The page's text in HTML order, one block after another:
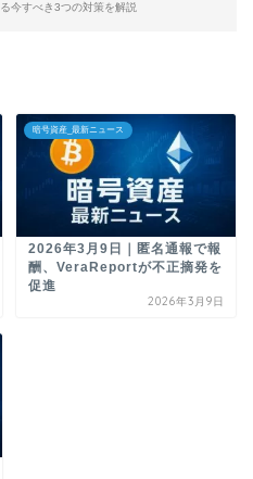
今すべき3つの対策を解説
暗号資産_最新ニュース
2026年3月9日｜匿名通報で報
酬、VeraReportが不正摘発を
促進
2026年3月9日